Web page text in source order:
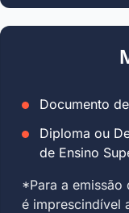
Documento
Diploma ou
de Ensino
*Para a emissão
é imprescindível